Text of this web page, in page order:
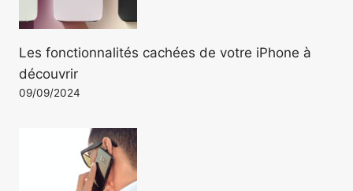
Les fonctionnalités cachées de votre iPhone à
découvrir
09/09/2024